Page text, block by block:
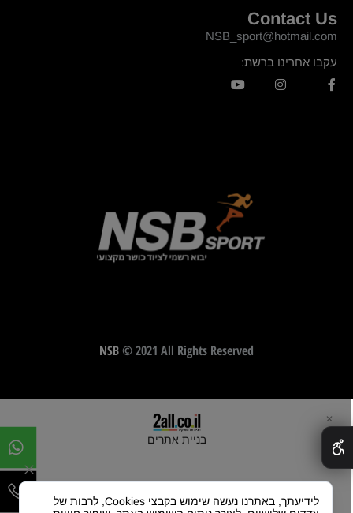
Contact Us
NSB_sport@hotmail.com
עקבו אחרינו ברשת:
NSB© 2021 All Rights Reserved
בניית אתרים
✕
לידיעתך, באתרנו נעשה שימוש בקבצי Cookies, לרבות של